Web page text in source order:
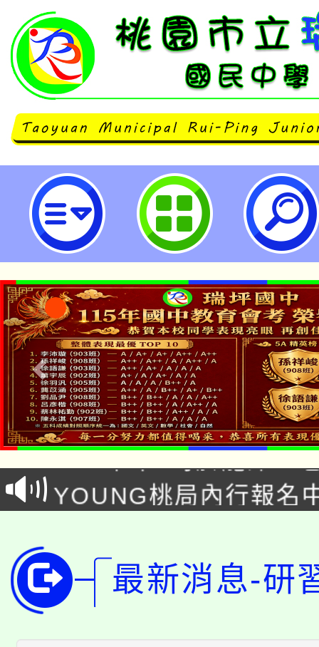
2026動保扎根教師研習「一起守
瑞坪國民中學
「本色祭」8/29、30在
場熱烈登場!
8/21下午1時於龍潭區
徵才活動。
YOUNG桃局內行報名
8月14至27日，桃園電
開!
115年桃園市運動會8/
田徑場及游泳池舉行。
桃園市低收入戶享有免
最新消息-研